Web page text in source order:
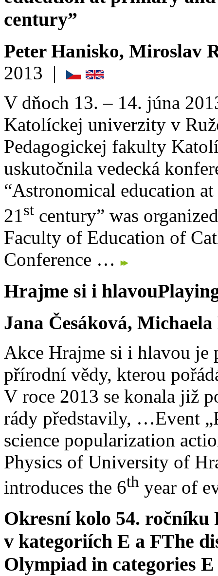
century”
Peter Hanisko, Miroslav
2013 |
V dňoch 13. – 14. júna
Katolíckej univerzity v
Pedagogickej fakulty
uskutočnila vedecká
“Astronomical education
21st century” was
Faculty of Education of
Conference …
Hrajme si i hlavou
Jana Česáková,
Akce Hrajme si i hlavou je
přírodní vědy, kterou
V roce 2013 se konala již
rády představily, …Event
science popularization
Physics of University of
introduces the 6th year of
Okresní kolo 54.
v kategoriích E a FThe
Olympiad in categories